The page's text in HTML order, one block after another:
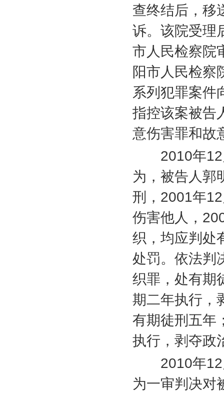
查终结后，移
诉。该院受理
市人民检察院
阳市人民检察
系列犯罪案件
指控该案被告
意伤害罪和故
2010年12
为，被告人郭
刑， 2001年12
伤害他人，
织，均应判处
处罚。依法判
织罪，处有期
期二年执行，
有期徒刑五年
执行，剥夺政
2010年12
为一审判决对